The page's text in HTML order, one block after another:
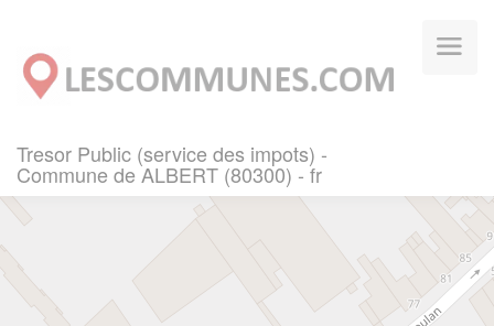
Tresor Public (service des impots) -
Commune de ALBERT (80300) - fr